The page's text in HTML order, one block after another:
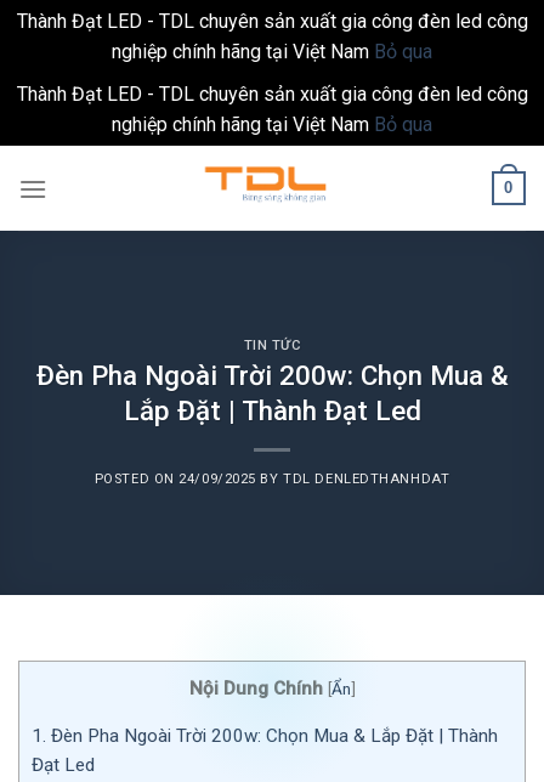
Thành Đạt LED - TDL chuyên sản xuất gia công đèn led công
nghiệp chính hãng tại Việt Nam Bỏ qua
Thành Đạt LED - TDL chuyên sản xuất gia công đèn led công
nghiệp chính hãng tại Việt Nam Bỏ qua
0
TIN TỨC
Đèn Pha Ngoài Trời 200w: Chọn Mua &
Lắp Đặt | Thành Đạt Led
POSTED ON 24/09/2025 BYTDL DENLEDTHANHDAT
Nội Dung Chính [Ẩn]
1. Đèn Pha Ngoài Trời 200w: Chọn Mua & Lắp Đặt | Thành
Đạt Led